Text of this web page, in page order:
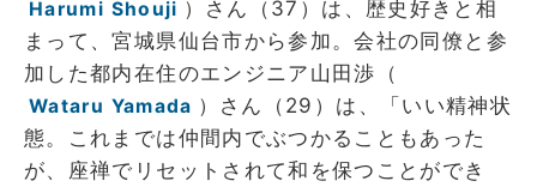
Harumi Shouji ）さん（37）は、歴史好きと相
まって、宮城県仙台市から参加。会社の同僚と参
加した都内在住のエンジニア山田渉（
Wataru Yamada ）さん（29）は、「いい精神状
態。これまでは仲間内でぶつかることもあった
が、座禅でリセットされて和を保つことができ